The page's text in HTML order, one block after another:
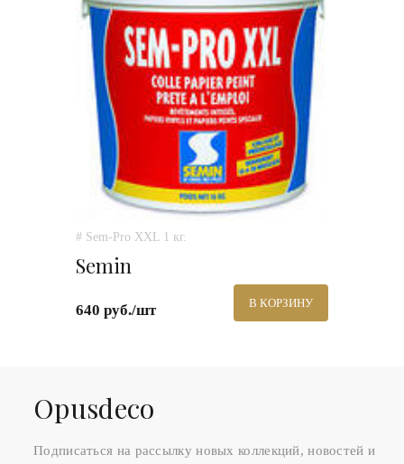
# Sem-Pro XXL 1 кг.
Semin
640 руб./шт В КОРЗИНУ
Оpusdeco
Подписаться на рассылку новых коллекций, новостей и